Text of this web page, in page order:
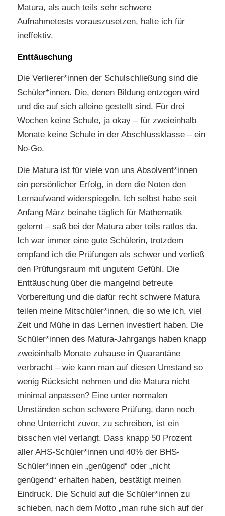
Matura, als auch teils sehr schwere
Aufnahmetests vorauszusetzen, halte ich für
ineffektiv.
Enttäuschung
Die Verlierer*innen der Schulschließung sind die
Schüler*innen. Die, denen Bildung entzogen wird
und die auf sich alleine gestellt sind. Für drei
Wochen keine Schule, ja okay – für zweieinhalb
Monate keine Schule in der Abschlussklasse – ein
No-Go.
Die Matura ist für viele von uns Absolvent*innen
ein persönlicher Erfolg, in dem die Noten den
Lernaufwand widerspiegeln. Ich selbst habe seit
Anfang März beinahe täglich für Mathematik
gelernt – saß bei der Matura aber teils ratlos da.
Ich war immer eine gute Schülerin, trotzdem
empfand ich die Prüfungen als schwer und verließ
den Prüfungsraum mit ungutem Gefühl. Die
Enttäuschung über die mangelnd betreute
Vorbereitung und die dafür recht schwere Matura
teilen meine Mitschüler*innen, die so wie ich, viel
Zeit und Mühe in das Lernen investiert haben. Die
Schüler*innen des Matura-Jahrgangs haben knapp
zweieinhalb Monate zuhause in Quarantäne
verbracht – wie kann man auf diesen Umstand so
wenig Rücksicht nehmen und die Matura nicht
minimal anpassen? Eine unter normalen
Umständen schon schwere Prüfung, dann noch
ohne Unterricht zuvor, zu schreiben, ist ein
bisschen viel verlangt. Dass knapp 50 Prozent
aller AHS-Schüler*innen und 40% der BHS-
Schüler*innen ein „genügend“ oder „nicht
genügend“ erhalten haben, bestätigt meinen
Eindruck. Die Schuld auf die Schüler*innen zu
schieben, nach dem Motto „man ruhe sich auf der